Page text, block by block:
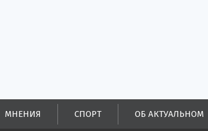
МНЕНИЯ СПОРТ ОБ АКТУАЛЬНОМ